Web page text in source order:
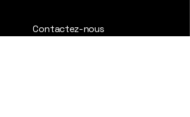
Contactez-nous